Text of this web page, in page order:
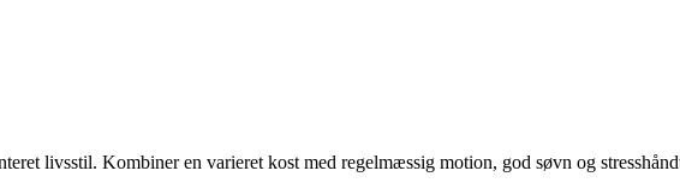
livsstil. Kombiner en varieret kost med regelmæssig motion, god søvn og